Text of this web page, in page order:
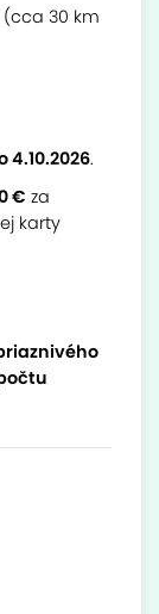
(cca 30 km
4.10.2026.
€ za
karty